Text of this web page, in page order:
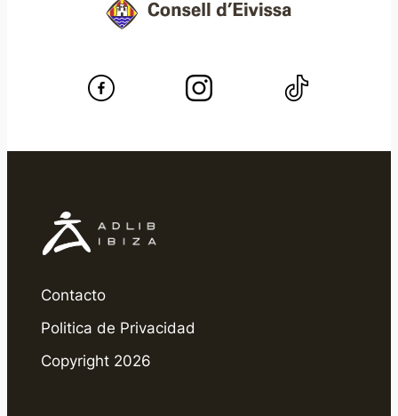
Contacto
Politica de Privacidad
Copyright 2026